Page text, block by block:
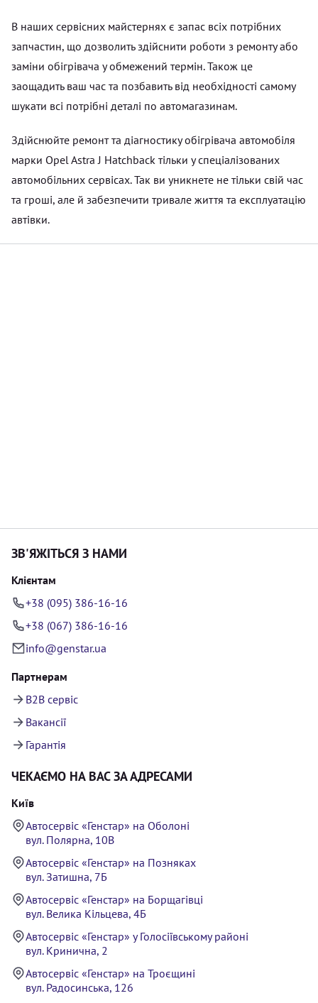
В наших сервісних майстернях є запас всіх потрібних
запчастин, що дозволить здійснити роботи з ремонту або
заміни обігрівача у обмежений термін. Також це
заощадить ваш час та позбавить від необхідності самому
шукати всі потрібні деталі по автомагазинам.
Здійснюйте ремонт та діагностику обігрівача автомобіля
марки Opel Astra J Hatchback тільки у спеціалізованих
автомобільних сервісах. Так ви уникнете не тільки свій час
та гроші, але й забезпечити тривале життя та експлуатацію
автівки.
ЗВ'ЯЖІТЬСЯ З НАМИ
Клієнтам
+38 (095) 386-16-16
+38 (067) 386-16-16
info@genstar.ua
Партнерам
B2B сервіс
Вакансії
Гарантія
ЧЕКАЄМО НА ВАС ЗА АДРЕСАМИ
Київ
Автосервіс «Генстар» на Оболоні
вул. Полярна, 10В
Автосервіс «Генстар» на Позняках
вул. Затишна, 7Б
Автосервіс «Генстар» на Борщагівці
вул. Велика Кільцева, 4Б
Автосервіс «Генстар» у Голосіївському районі
вул. Кринична, 2
Автосервіс «Генстар» на Троєщині
вул. Радосинська, 126